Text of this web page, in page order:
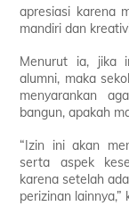
apresiasi karena
mandiri dan
Menurut ia, jika
alumni, maka
menyarankan
bangun, apakah
“Izin ini akan
serta aspek
karena setelah
perizinan lainnya,”